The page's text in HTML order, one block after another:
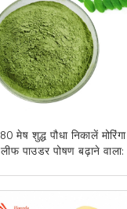
80 मेष शुद्ध पौधा निकालें मोरिंगा
लीफ पाउडर पोषण बढ़ाने वाला:
अब से संपर्क करें